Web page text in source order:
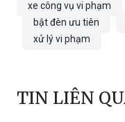
xe công vụ vi phạm
bật đèn ưu tiên
xử lý vi phạm
TIN LIÊN